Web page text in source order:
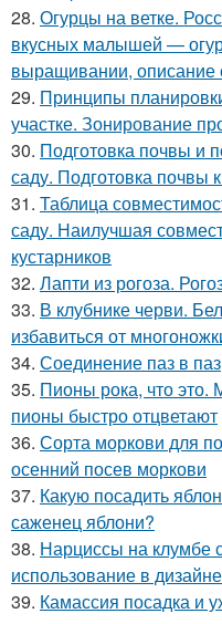
28. Огурцы на ветке.
вкусных малышей —
выращивании, описание
29. Принципы
участке. Зонирование
30. Подготовка почвы и
саду. Подготовка почвы
31. Таблица
саду. Наилучшая
кустарников
32. Лапти из рогоза.
33. В клубнике черви.
избавиться от
34. Соединение паз в паз
35. Пионы рока, что
пионы быстро отцветают
36. Сорта моркови для
осенний посев моркови
37. Какую посадить
саженец яблони?
38. Нарциссы на клумбе
использование в
39. Камассия посадка и